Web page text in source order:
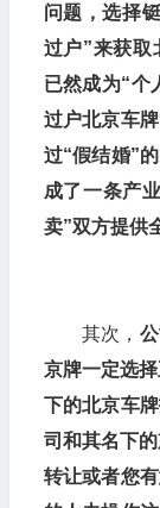
问题，选择
过户”来获取
已然成为“个
过户北京车
过“假结婚”
成了一条产
卖”双方提供
其次，
京牌一定选
下的北京车
司和其名下
转让或者您